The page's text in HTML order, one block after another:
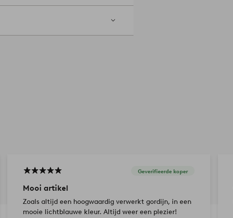
Dep de vlek voorzichtig met de
Geverifieerde koper
Mooi artikel
Zoals altijd een hoogwaardig verwerkt gordijn, in een
mooie lichtblauwe kleur. Altijd weer een plezier!